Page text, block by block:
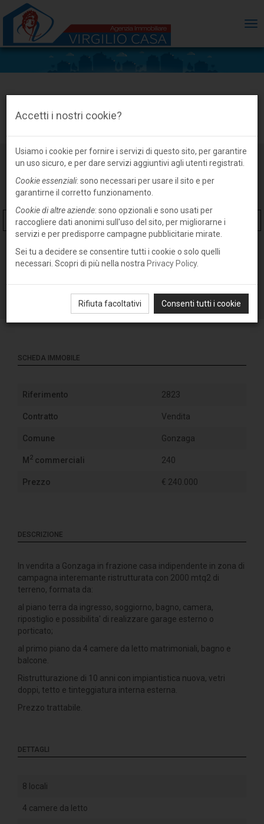
Accetti i nostri cookie?
Usiamo i cookie per fornire i servizi di questo sito, per garantire
un uso sicuro, e per dare servizi aggiuntivi agli utenti registrati.
Cookie essenziali: sono necessari per usare il sito e per
garantirne il corretto funzionamento.
Cookie di altre aziende: sono opzionali e sono usati per
raccogliere dati anonimi sull'uso del sito, per migliorarne i
servizi e per predisporre campagne pubblicitarie mirate.
Sei tu a decidere se consentire tutti i cookie o solo quelli
necessari. Scopri di più nella nostra Privacy Policy.
Rifiuta facoltativi Consenti tutti i cookie
Casa indipendente in vendita a Gonzaga,
SCHEDA IMMOBILE
Riferimento 2823
Contratto Vendita
Comune Gonzaga
M 2 commerciali 240
Prezzo € 240.000
DESCRIZIONE
In vendita a Gonzaga in frazione casa indipendente in zona di
campagna interemante ristrutturata con 2000 mtq2 di
terreno, formata da:
al piano terra da ingresso, soggiorno, bagno, camera,
ripostiglio e possibilita' di realizzare garage esterno o
porticato;
al primo piano da 4 camere da letto matrimoniali, bagno e
balcone.
Ristrutturazione di 10 anni con impiantistica nuova, vetri
doppi, tetto e tinteggiatura interna esterna.
Prezzo trattabile.
DETTAGLI
8 locali
4 camere da letto